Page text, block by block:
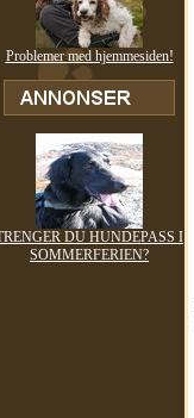
Problemer med hjemmesiden!
DU HUNDEPASS I
SOMMERFERIEN?